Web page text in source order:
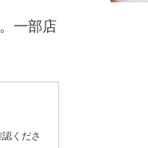
一部店
くださ